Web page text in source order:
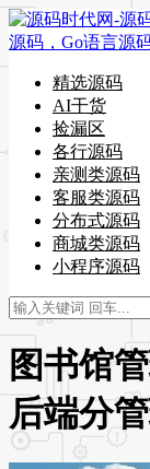
精选源码
AI干货
捡漏区
各行源码
亲测类源码
客服类源码
分布式源码
商城类源码
小程序源码
图书馆
后端分